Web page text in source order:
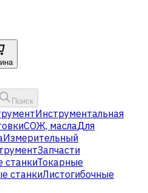
Поиск
Инструментальная
СОЖ, маслаДля
Измерительный
Запчасти
станкиТокарные
станкиЛистогибочные